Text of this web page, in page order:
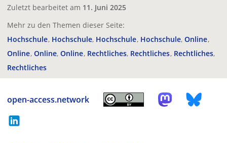
Zuletzt bearbeitet am 11. Juni 2025
Mehr zu den Themen dieser Seite:
Hochschule Hochschule Hochschule Hochschule Online
Online Online Online Rechtliches Rechtliches Rechtliches
Rechtliches
open-access.network